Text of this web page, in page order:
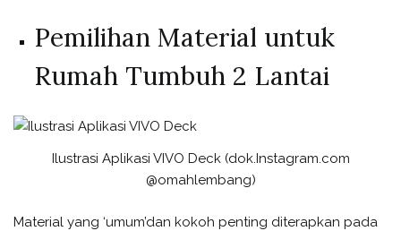
Pemilihan Material untuk
Rumah Tumbuh 2 Lantai
Ilustrasi Aplikasi VIVO Deck (dok.Instagram.com
@omahlembang)
Material yang ‘umum’dan kokoh penting diterapkan pada